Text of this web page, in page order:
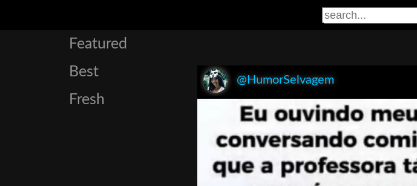
Featured
Best
Fresh
@HumorSelvagem